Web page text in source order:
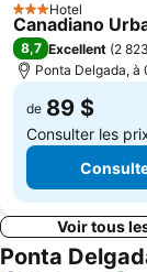
3 Étoiles
Hotel
Canadiano
8,7 Excellent (2
Ponta Delgada, à
de 89 $
Consulter les
Voir tous
Ponta